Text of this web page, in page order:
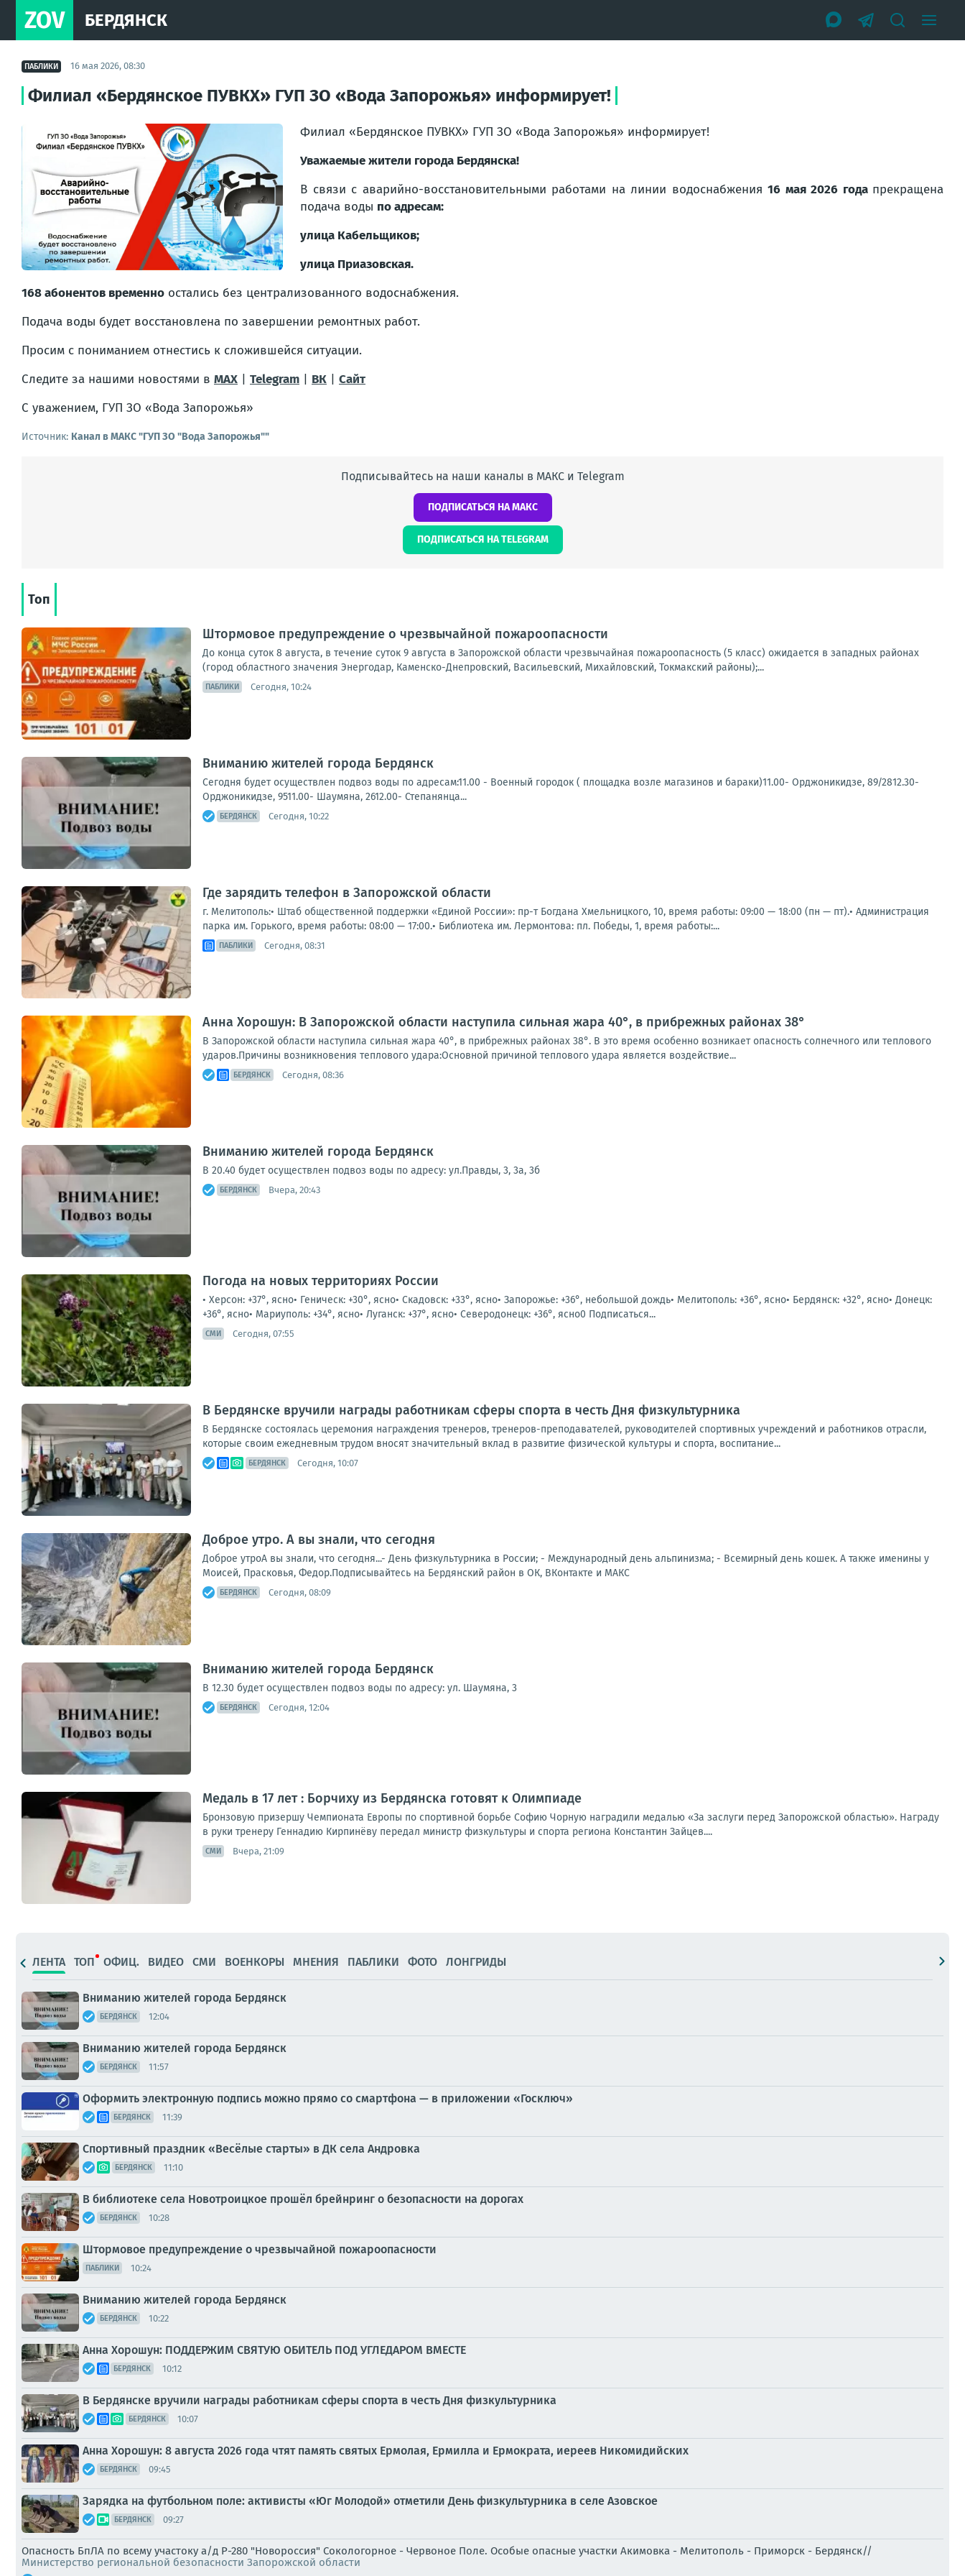
ZOV БЕРДЯНСК
ПАБЛИКИ 16 мая 2026, 08:30
Филиал «Бердянское ПУВКХ» ГУП ЗО «Вода Запорожья» информирует!
Филиал «Бердянское ПУВКХ» ГУП ЗО «Вода Запорожья» информирует!
Уважаемые жители города Бердянска!
В связи с аварийно-восстановительными работами на линии водоснабжения 16 мая 2026 года прекращена
подача воды по адресам:
улица Кабельщиков;
улица Приазовская.
168 абонентов временно остались без централизованного водоснабжения.
Подача воды будет восстановлена по завершении ремонтных работ.
Просим с пониманием отнестись к сложившейся ситуации.
Следите за нашими новостями в MAX Telegram ВК
Сайт
С уважением, ГУП ЗО «Вода Запорожья»
Источник: Канал в МАКС "ГУП ЗО "Вода Запорожья""
Подписывайтесь на наши каналы в МАКС и Telegram
ПОДПИСАТЬСЯ НА МАКС
ПОДПИСАТЬСЯ НА TELEGRAM
Топ
Штормовое предупреждение о чрезвычайной пожароопасности
До конца суток 8 августа, в течение суток 9 августа в Запорожской области чрезвычайная пожароопасность (5 класс) ожидается в западных районах
(город областного значения Энергодар, Каменско-Днепровский, Васильевский, Михайловский, Токмакский районы);...
ПАБЛИКИ Сегодня, 10:24
Вниманию жителей города Бердянск
Сегодня будет осуществлен подвоз воды по адресам:11.00 - Военный городок ( площадка возле магазинов и бараки)11.00- Орджоникидзе, 89/2812.30-
Орджоникидзе, 9511.00- Шаумяна, 2612.00- Степанянца...
БЕРДЯНСК Сегодня, 10:22
Где зарядить телефон в Запорожской области
г. Мелитополь:• Штаб общественной поддержки «Единой России»: пр-т Богдана Хмельницкого, 10, время работы: 09:00 — 18:00 (пн — пт).• Администрация
парка им. Горького, время работы: 08:00 — 17:00.• Библиотека им. Лермонтова: пл. Победы, 1, время работы:...
ПАБЛИКИ Сегодня, 08:31
Анна Хорошун: В Запорожской области наступила сильная жара 40°, в прибрежных районах 38°
В Запорожской области наступила сильная жара 40°, в прибрежных районах 38°. В это время особенно возникает опасность солнечного или теплового
ударов.Причины возникновения теплового удара:Основной причиной теплового удара является воздействие...
БЕРДЯНСК Сегодня, 08:36
Вниманию жителей города Бердянск
В 20.40 будет осуществлен подвоз воды по адресу: ул.Правды, 3, 3а, 3б
БЕРДЯНСК Вчера, 20:43
Погода на новых территориях России
• Херсон: +37°, ясно• Геническ: +30°, ясно• Скадовск: +33°, ясно• Запорожье: +36°, небольшой дождь• Мелитополь: +36°, ясно• Бердянск: +32°, ясно• Донецк:
+36°, ясно• Мариуполь: +34°, ясно• Луганск: +37°, ясно• Северодонецк: +36°, ясно0 Подписаться...
СМИ Сегодня, 07:55
В Бердянске вручили награды работникам сферы спорта в честь Дня физкультурника
В Бердянске состоялась церемония награждения тренеров, тренеров-преподавателей, руководителей спортивных учреждений и работников отрасли,
которые своим ежедневным трудом вносят значительный вклад в развитие физической культуры и спорта, воспитание...
БЕРДЯНСК Сегодня, 10:07
Доброе утро. А вы знали, что сегодня
Доброе утроА вы знали, что сегодня...- День физкультурника в России; - Международный день альпинизма; - Всемирный день кошек. А также именины у
Моисей, Прасковья, Федор.Подписывайтесь на Бердянский район в ОК, ВКонтакте и МАКС
БЕРДЯНСК Сегодня, 08:09
Вниманию жителей города Бердянск
В 12.30 будет осуществлен подвоз воды по адресу: ул. Шаумяна, 3
БЕРДЯНСК Сегодня, 12:04
Медаль в 17 лет : Борчиху из Бердянска готовят к Олимпиаде
Бронзовую призершу Чемпионата Европы по спортивной борьбе Софию Чорную наградили медалью «За заслуги перед Запорожской областью». Награду
в руки тренеру Геннадию Кирпинёву передал министр физкультуры и спорта региона Константин Зайцев....
СМИ Вчера, 21:09
ЛЕНТА ТОП ОФИЦ. ВИДЕО СМИ ВОЕНКОРЫ МНЕНИЯ ПАБЛИКИ ФОТО ЛОНГРИДЫ
Вниманию жителей города Бердянск
БЕРДЯНСК 12:04
Вниманию жителей города Бердянск
БЕРДЯНСК 11:57
Оформить электронную подпись можно прямо со смартфона — в приложении «Госключ»
БЕРДЯНСК 11:39
Спортивный праздник «Весёлые старты» в ДК села Андровка
БЕРДЯНСК 11:10
В библиотеке села Новотроицкое прошёл брейнринг о безопасности на дорогах
БЕРДЯНСК 10:28
Штормовое предупреждение о чрезвычайной пожароопасности
ПАБЛИКИ 10:24
Вниманию жителей города Бердянск
БЕРДЯНСК 10:22
Анна Хорошун: ПОДДЕРЖИМ СВЯТУЮ ОБИТЕЛЬ ПОД УГЛЕДАРОМ ВМЕСТЕ
БЕРДЯНСК 10:12
В Бердянске вручили награды работникам сферы спорта в честь Дня физкультурника
БЕРДЯНСК 10:07
Анна Хорошун: 8 августа 2026 года чтят память святых Ермолая, Ермилла и Ермократа, иереев Никомидийских
БЕРДЯНСК 09:45
Зарядка на футбольном поле: активисты «Юг Молодой» отметили День физкультурника в селе Азовское
БЕРДЯНСК 09:27
Опасность БпЛА по всему участоку а/д Р-280 "Новороссия" Сокологорное - Червоное Поле. Особые опасные участки Акимовка - Мелитополь - Приморск - Бердянск//
Министерство региональной безопасности Запорожской области